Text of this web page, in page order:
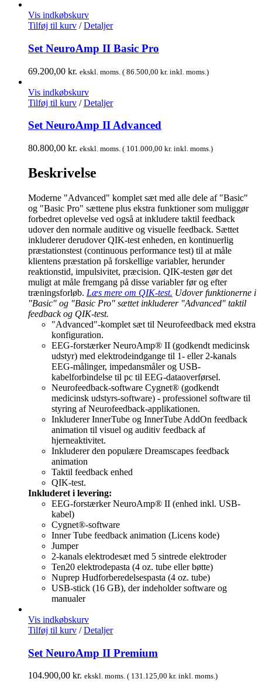
Vis indkøbskurv
Tilføj til kurv / Detaljer
Set NeuroAmp II Basic Pro
69.200,00 kr. ekskl. moms. ( 86.500,00 kr. inkl. moms.)
Vis indkøbskurv
Tilføj til kurv / Detaljer
Set NeuroAmp II Advanced
80.800,00 kr. ekskl. moms. ( 101.000,00 kr. inkl. moms.)
Beskrivelse
Moderne "Advanced" komplet sæt med alle dele af "Basic"
og "Basic Pro" sættene plus ekstra funktioner som muliggør
forbedret oplevelse ved også at inkludere taktil feedback
udover den normale auditive og visuelle feedback. Sættet
inkluderer derudover QIK-test enheden, en kontinuerlig
præstationstest (continuous performance test) til at måle
klientens præstation på forskellige variabler, herunder
reaktionstid, impulsivitet, præcision. QIK-testen gør det
muligt at måle fremgang på disse variabler før og efter
træningsforløb. Læs mere om QIK-test. Udover funktionerne i
"Basic" og "Basic Pro" sættet inkluderer "Advanced" taktil
feedback og QIK-test.
"Advanced"-komplet sæt til Neurofeedback med ekstra
konfiguration.
EEG-forstærker NeuroAmp® II (godkendt medicinsk
udstyr) med elektrodeindgange til 1- eller 2-kanals
EEG-målinger, impedansmåler og USB-
kabelforbindelse til pc til EEG-dataoverførsel.
Neurofeedback-software Cygnet® (godkendt
medicinsk udstyrs-software) - professionel software til
styring af Neurofeedback-applikationen.
Inkluderer InnerTube og InnerTube AddOn feedback
animation til visuel og auditiv feedback af
hjerneaktivitet.
Inkluderer den populære Dreamscapes feedback
animation
Taktil feedback enhed
QIK-test.
Inkluderet i levering:
EEG-forstærker NeuroAmp® II (enhed inkl. USB-
kabel)
Cygnet®-software
Inner Tube feedback animation (Licens kode)
Jumper
2-kanals elektrodesæt med 5 sintrede elektroder
Ten20 elektrodepasta (4 oz. tube eller bøtte)
Nuprep Hudforberedelsespasta (4 oz. tube)
USB-stick (16 GB), der indeholder software og
manualer
Vis indkøbskurv
Tilføj til kurv / Detaljer
Set NeuroAmp II Premium
104.900,00 kr. ekskl. moms. ( 131.125,00 kr. inkl. moms.)